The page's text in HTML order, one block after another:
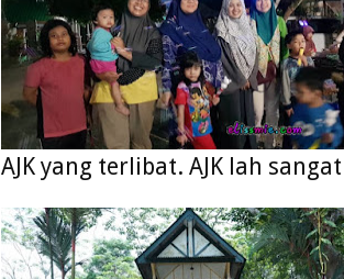
AJK yang terlibat. AJK lah